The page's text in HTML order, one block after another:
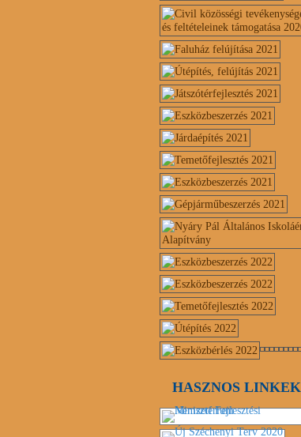
HASZNOS LINKEK